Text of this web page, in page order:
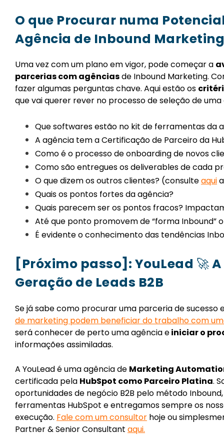
O que Procurar numa
Agência de Inbound Marketing
Uma vez com um plano em vigor, pode começar a
parcerias com agênciasde Inbound Marketing.
fazer algumas perguntas chave. Aqui estão os
que vai querer rever no processo de seleção de
Que softwares estão no kit de ferramentas da
A agência tem a Certificação de Parceiro da
Como é o processo de onboarding de novos
Como são entregues os deliverables de cada
O que dizem os outros clientes? (consulteaqui
Quais os pontos fortes da agência?
Quais parecem ser os pontos fracos?
Até que ponto promovem de “forma Inbound”
É evidente o conhecimento das tendências
[Próximo passo]: YouLead 🚀
Geração de Leads B2B
Se já sabe como procurar uma parceria de sucesso
de marketing podem beneficiar do trabalho com
será conhecer de perto uma agência einiciar o
informações assimiladas.
A YouLead é uma agência de Marketing
certificada pela HubSpot como Parceiro Platina.
oportunidades de negócio B2B pelo método
ferramentas HubSpot e entregamos sempre os
execução. Fale com um consultor hoje ou
Partner & Senior Consultant aqui.